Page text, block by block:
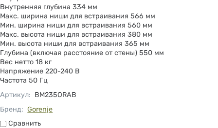
Внутренняя глубина 334 мм
Макс. ширина ниши для встраивания 566 мм
Мин. ширина ниши для встраивания 560 мм
Макс. высота ниши для встраивания 380 мм
Мин. высота ниши для встраивания 365 мм
Глубина (включая расстояние от стены) 550 мм
Вес нетто 18 кг
Напряжение 220-240 B
Частота 50 Гц
Артикул: BM235ORAB
Бренд: Gorenje
СравнитьСравнить